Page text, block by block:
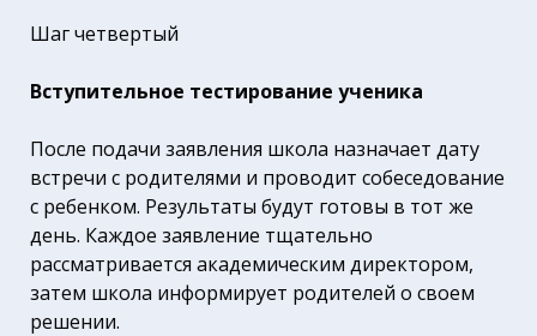
Шаг четвертый
Вступительное тестирование ученика
После подачи заявления школа назначает дату
встречи с родителями и проводит собеседование
с ребенком. Результаты будут готовы в тот же
день. Каждое заявление тщательно
рассматривается академическим директором,
затем школа информирует родителей о своем
решении.